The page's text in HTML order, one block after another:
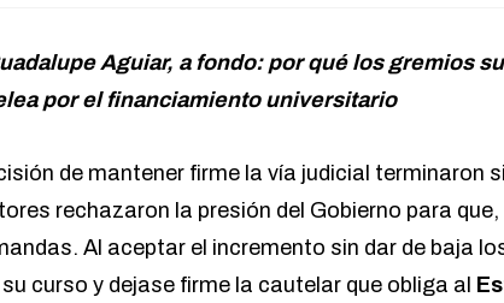
Aguiar, a fondo: por qué los gremios
por el financiamiento universitario
de mantener firme la vía judicial terminaron
rechazaron la presión del Gobierno para
Al aceptar el incremento sin dar de baja
curso y dejase firme la cautelar que obliga al